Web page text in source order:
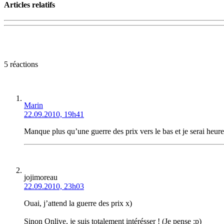
Articles relatifs
5 réactions
Marin
22.09.2010, 19h41
Manque plus qu’une guerre des prix vers le bas et je serai
jojimoreau
22.09.2010, 23h03
Ouai, j’attend la guerre des prix x)
Sinon Onlive, je suis totalement intérésser ! (Je pense :p)